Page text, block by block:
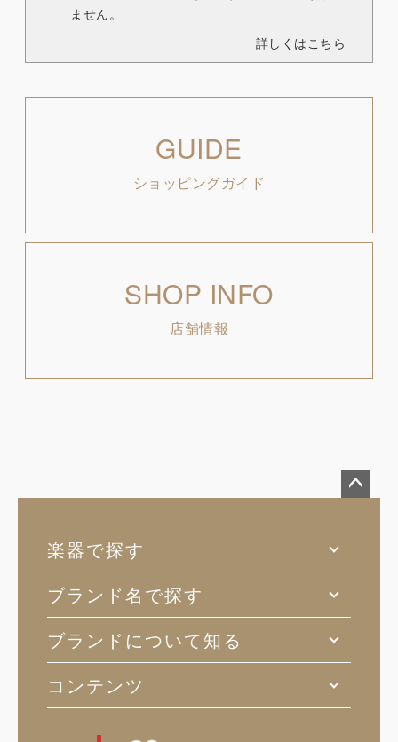
ません。
詳しくはこちら
GUIDE
ショッピングガイド
SHOP INFO
店舗情報
へ
楽器で探す
ブランド名で探す
ブランドについて知る
コンテンツ